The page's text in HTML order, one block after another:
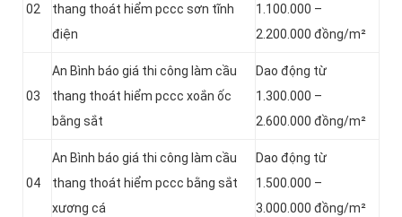
02
thang thoát hiểm pccc sơn tĩnh
điện
1.100.000 –
2.200.000 đồng/m²
03
An Bình báo giá thi công làm cầu
thang thoát hiểm pccc xoắn ốc
bằng sắt
Dao động từ
1.300.000 –
2.600.000 đồng/m²
04
An Bình báo giá thi công làm cầu
thang thoát hiểm pccc bằng sắt
xương cá
Dao động từ
1.500.000 –
3.000.000 đồng/m²